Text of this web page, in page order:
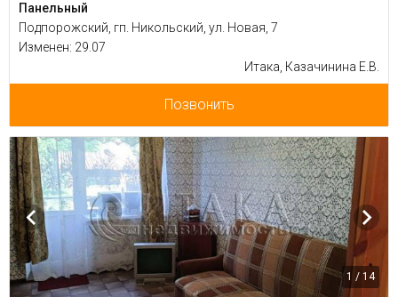
Панельный
Подпорожский, гп. Никольский, ул. Новая, 7
Изменен: 29.07
Итака, Казачинина Е.В.
Позвонить
1 / 14